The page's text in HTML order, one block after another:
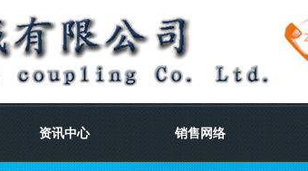
资讯中心 销售网络